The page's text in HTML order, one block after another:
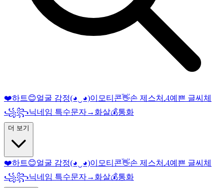
❤️하트😊얼굴 감정(◕‿◕)이모티콘👋손 제스처𝓐예쁜 글씨체
꧁꧂닉네임 특수문자→ 화살💰통화
더 보기
❤️하트😊얼굴 감정(◕‿◕)이모티콘👋손 제스처𝓐예쁜 글씨체
꧁꧂닉네임 특수문자→ 화살💰통화